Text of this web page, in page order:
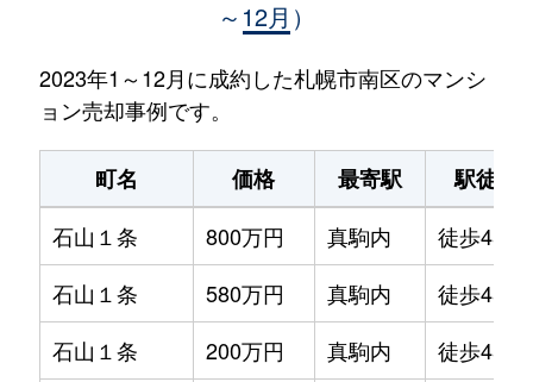
～12月）
2023年1～12月に成約した札幌市南区のマンシ
ョン売却事例です。
町名 価格 最寄駅
駅徒歩
石山１条
800万円 真駒内
徒歩45分
石山１条
580万円 真駒内
徒歩45分
石山１条
200万円 真駒内
徒歩45分